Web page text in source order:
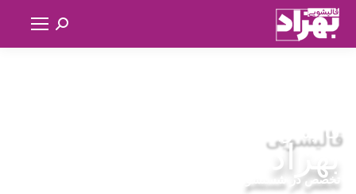
قالیشویی
بهزاد
تخصص در شستشو